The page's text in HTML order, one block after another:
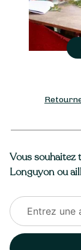
Vous souhaitez
Longuyon ou